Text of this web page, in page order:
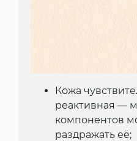
Кожа
реактивная —
компонентов
раздражать её;